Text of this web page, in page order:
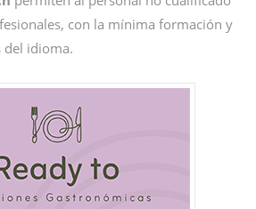
con la mínima formación y
del idioma.